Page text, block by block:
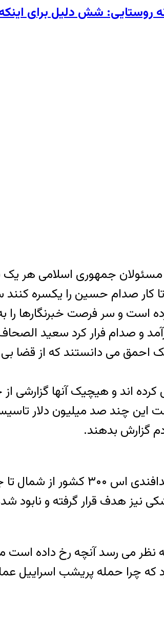
روستایی: شش دلیل برای
جمهوری اسلامی هر
بغداد مستقر شدند تا کار صدام
است و سر فرصت خبرنگارها را
و صدام فرار کرد سعید
می دانستند که از قضا
اند و هیچیک آنها گزارشی
چند صد میلیون دلار
گزارش بدهند.
با این حال منابع موثق خبری اطلاع
هدف قرار گرفته و نابود شده
می رسد آنچه رخ داده است
که چرا حمله پریشب اسراییل